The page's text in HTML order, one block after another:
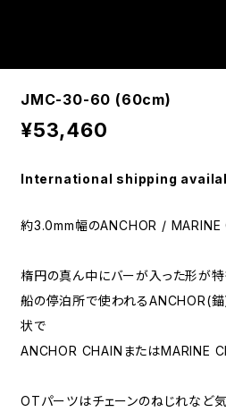
JMC-30-60 (60cm)
¥53,460
International shipping
約3.0mm幅のANCHOR / MARINE
楕円の真ん中にバーが入った形が
船の停泊所で使われるANCHOR(
状で
ANCHOR CHAINまたはMARINE
OTパーツはチェーンのねじれなど